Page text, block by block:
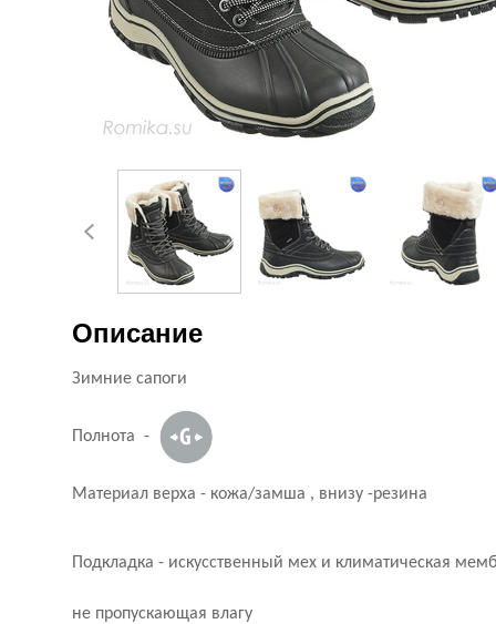
Описание
Зимние сапоги
Полнота -
Материал верха - кожа/замша , внизу -резина
Подкладка - искусственный мех и климатическая
не пропускающая влагу